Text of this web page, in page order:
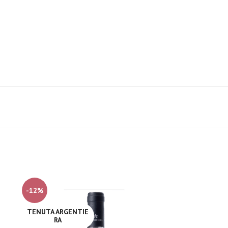
-12%
TENUTA ARGENTIE
RA